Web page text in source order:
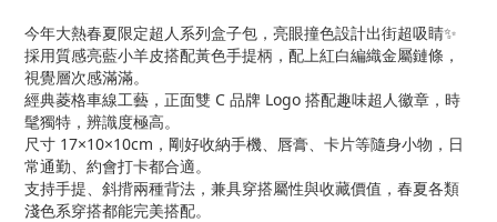
今年大熱春夏限定超人系列盒子包，亮眼撞色設計出街超吸睛✨
採用質感亮藍小羊皮搭配黃色手提柄，配上紅白編織金屬鏈條，
視覺層次感滿滿。
經典菱格車線工藝，正面雙 C 品牌 Logo 搭配趣味超人徽章，時
髦獨特，辨識度極高。
尺寸 17×10×10cm，剛好收納手機、唇膏、卡片等隨身小物，日
常通勤、約會打卡都合適。
支持手提、斜揹兩種背法，兼具穿搭屬性與收藏價值，春夏各類
淺色系穿搭都能完美搭配。